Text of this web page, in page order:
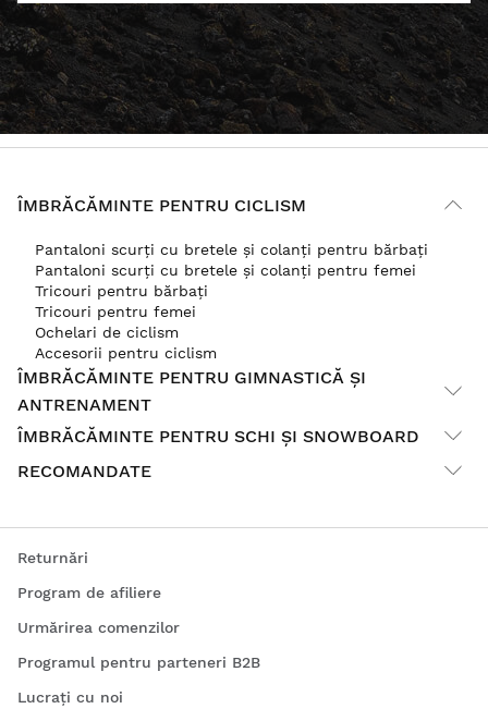
ÎMBRĂCĂMINTE PENTRU CICLISM
Pantaloni scurți cu bretele și colanți pentru bărbați
Pantaloni scurți cu bretele și colanți pentru femei
Tricouri pentru bărbați
Tricouri pentru femei
Ochelari de ciclism
Accesorii pentru ciclism
ÎMBRĂCĂMINTE PENTRU GIMNASTICĂ ȘI
ANTRENAMENT
ÎMBRĂCĂMINTE PENTRU SCHI ȘI SNOWBOARD
RECOMANDATE
Returnări
Program de afiliere
Urmărirea comenzilor
Programul pentru parteneri B2B
Lucrați cu noi